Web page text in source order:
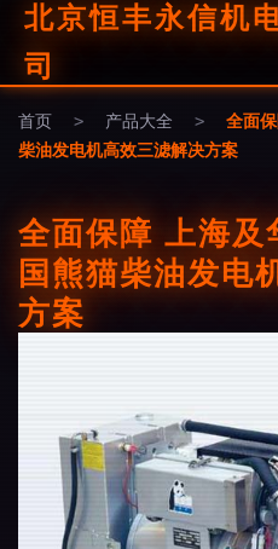
北京恒丰永信机
司
首页 > 产品大全 >
全面
柴油发电机高效三滤解决方案
全面保障 上海及
国熊猫柴油发电
方案